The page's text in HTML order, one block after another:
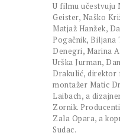
U filmu učestvuju
Geister, Naško
Matjaž Hanžek,
Pogačnik, Biljana
Denegri, Marina
Urška Jurman,
Drakulić, direktor
montažer Matic
Laibach, a
Zornik.
Zala Opara, a
Sudac.